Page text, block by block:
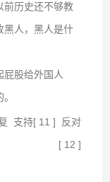
前历史还不够教
黑人，黑人是什
屁股给外国人
支持[ 11]
反对
[ 12]